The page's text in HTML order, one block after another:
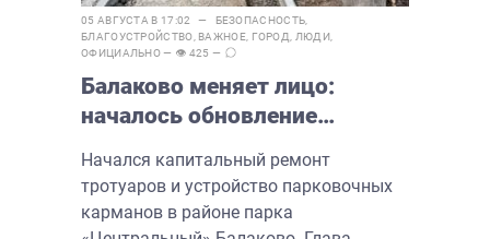
05 АВГУСТА В 17:02 — БЕЗОПАСНОСТЬ
БЛАГОУСТРОЙСТВО ВАЖНОЕ, ГОРОД ЛЮДИ,
ОФИЦИАЛЬНО— 👁 425 —
Балаково меняет лицо:
началось обновление
зон
Начался капитальный ремонт
тротуаров и устройство парковочных
карманов в районе парка